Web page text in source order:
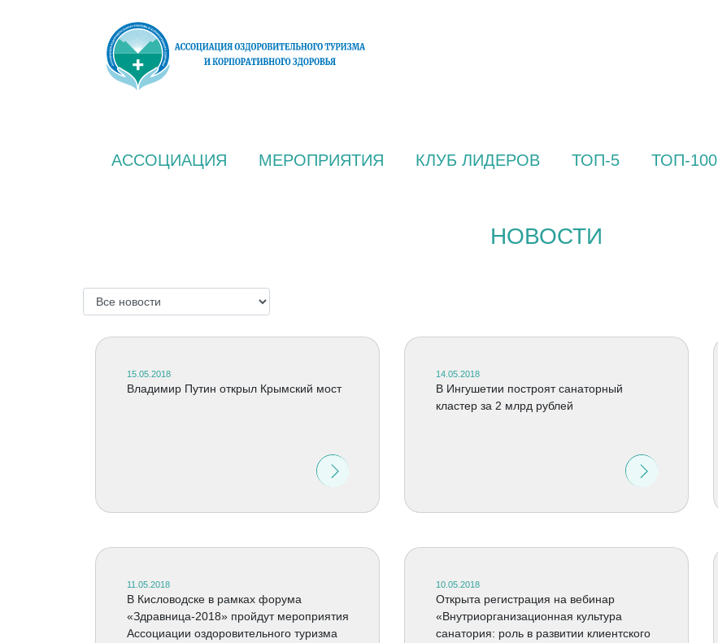
АССОЦИАЦИЯ МЕРОПРИЯТИЯ КЛУБ ЛИДЕРОВ ТОП-5 ТОП-100
НОВОСТИ
15.05.2018
Владимир Путин открыл Крымский мост
14.05.2018
В Ингушетии построят санаторный
кластер за 2 млрд рублей
11.05.2018
В Кисловодске в рамках форума
«Здравница-2018» пройдут мероприятия
Ассоциации оздоровительного туризма
10.05.2018
Открыта регистрация на вебинар
«Внутриорганизационная культура
санатория: роль в развитии клиентского